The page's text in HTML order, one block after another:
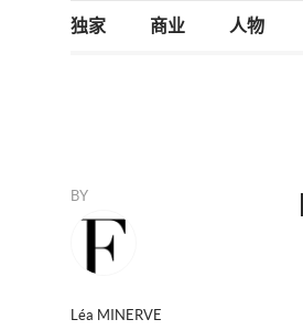
独家 商业 人物
BY
Léa MINERVE